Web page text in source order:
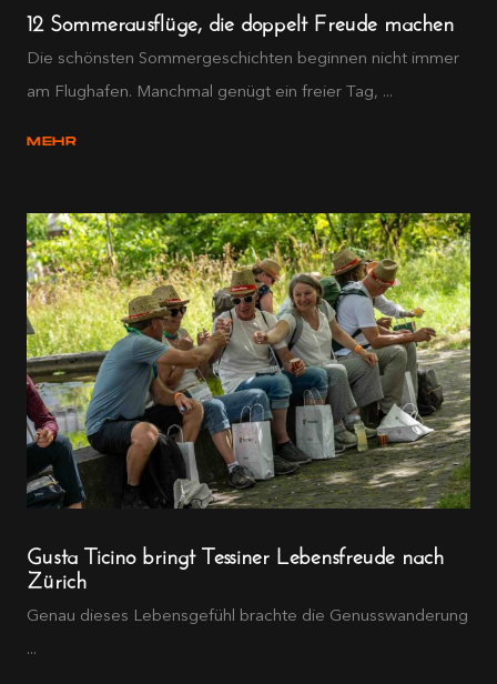
12 Sommerausflüge, die doppelt Freude machen
Die schönsten Sommergeschichten beginnen nicht immer
am Flughafen. Manchmal genügt ein freier Tag, ...
MEHR
Gusta Ticino bringt Tessiner Lebensfreude nach
Zürich
Genau dieses Lebensgefühl brachte die Genusswanderung
...